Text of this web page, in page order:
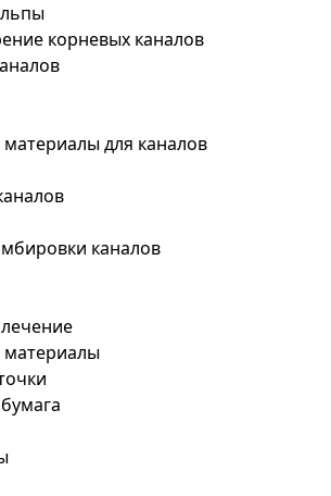
корневых каналов
для каналов
каналов
материалы